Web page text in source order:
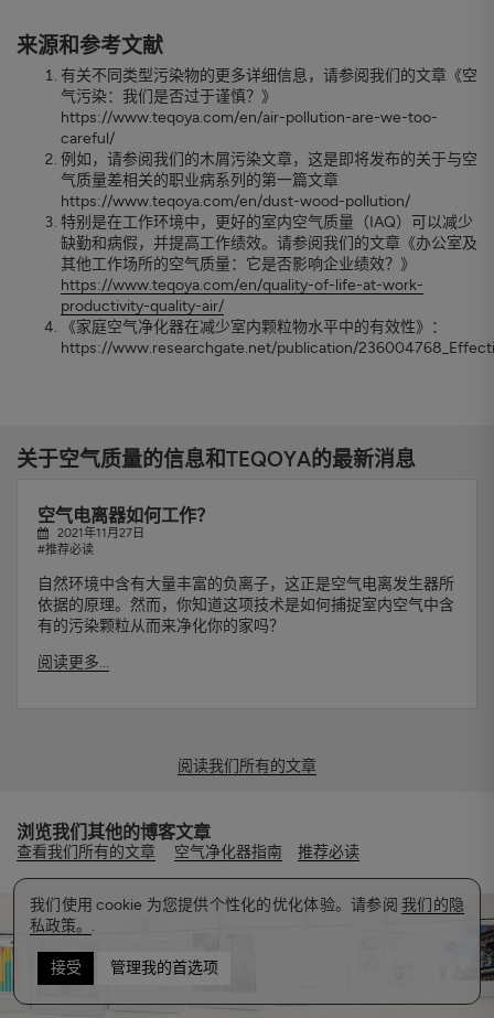
我们使用 cookie 为您提供个性化的优化体验。请参阅 我们的隐
私政策。 .
接受 管理我的首选项
来源和参考文献
有关不同类型污染物的更多详细信息，请参阅我们的文章《空
气污染：我们是否过于谨慎？》
https://www.teqoya.com/en/air-pollution-are-we-too-
careful/
例如，请参阅我们的木屑污染文章，这是即将发布的关于与空
气质量差相关的职业病系列的第一篇文章
https://www.teqoya.com/en/dust-wood-pollution/
特别是在工作环境中，更好的室内空气质量（IAQ）可以减少
缺勤和病假，并提高工作绩效。请参阅我们的文章《办公室及
其他工作场所的空气质量：它是否影响企业绩效？》
https://www.teqoya.com/en/quality-of-life-at-work-
productivity-quality-air/
《家庭空气净化器在减少室内颗粒物水平中的有效性》：
https://www.researchgate.net/publication/
关于空气质量的信息和TEQOYA的最新消息
空气电离器如何工作？
2021年11月27日
#推荐必读
自然环境中含有大量丰富的负离子，这正是空气电离发生器所
依据的原理。然而，你知道这项技术是如何捕捉室内空气中含
有的污染颗粒从而来净化你的家吗？
阅读更多...
阅读我们所有的文章
浏览我们其他的博客文章
查看我们所有的文章 空气净化器指南 推荐必读